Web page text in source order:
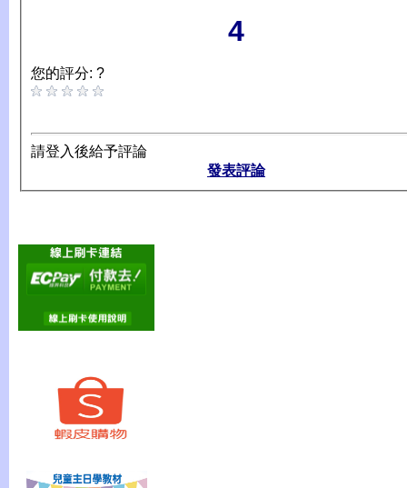
4
您的評分: ?
請登入後給予評論
發表評論